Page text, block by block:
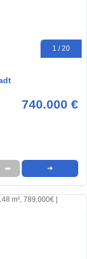
1 / 20
740.000 €
➦ ➜